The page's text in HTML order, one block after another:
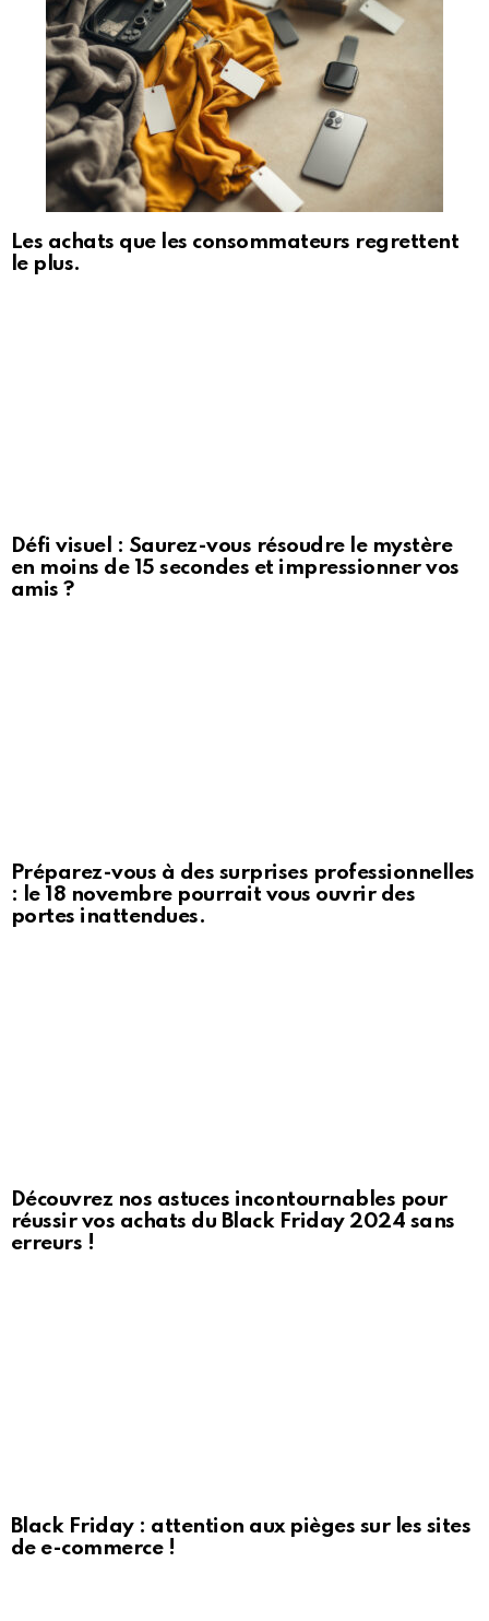
Les achats que les consommateurs regrettent
le plus.
Défi visuel : Saurez-vous résoudre le mystère
en moins de 15 secondes et impressionner vos
amis ?
Préparez-vous à des surprises professionnelles
: le 18 novembre pourrait vous ouvrir des
portes inattendues.
Découvrez nos astuces incontournables pour
réussir vos achats du Black Friday 2024 sans
erreurs !
Black Friday : attention aux pièges sur les sites
de e-commerce !